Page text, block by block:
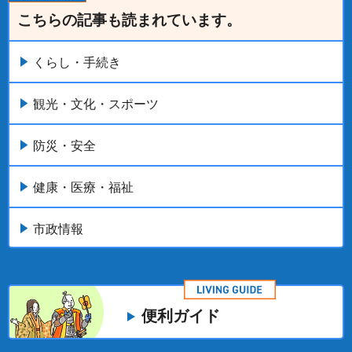
こちらの記事も読まれています。
くらし・手続き
観光・文化・スポーツ
防災・安全
健康・医療・福祉
市政情報
便利ガイド